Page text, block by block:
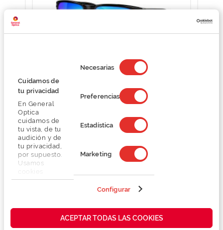
Cuidamos de
tu privacidad
En General
Optica
cuidamos de
tu vista, de tu
audición y de
tu privacidad,
por supuesto.
Usamos
propias y de
cómo mejorar
de
consentimiento
Necesarias
Preferencias
Estadística
Marketing
Configurar
ACEPTAR TODAS LAS COOKIES
Oakley 0OO9102
124,50 €